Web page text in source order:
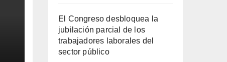
El Congreso desbloquea la
jubilación parcial de los
trabajadores laborales del
sector público